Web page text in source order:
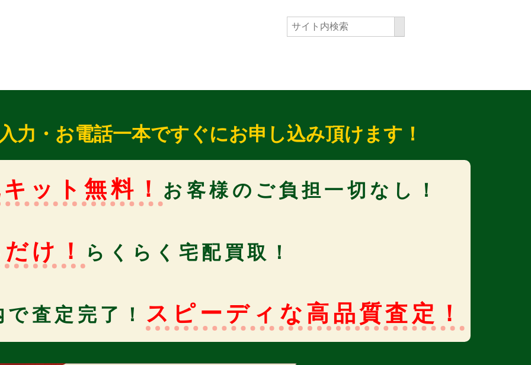
力・お電話一本ですぐにお申し込み頂けます！
ット無料！ お客様のご負担一切なし！
け！ らくらく宅配買取！
査定完了！ スピーディな高品質査定！